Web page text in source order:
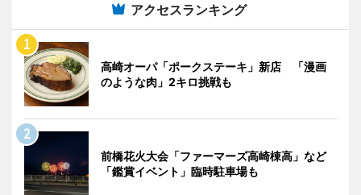
アクセスランキング
高崎オーパ「ポークステーキ」新店 「漫画
のような肉」2キロ挑戦も
前橋花火大会「ファーマーズ高崎棟高」など
「鑑賞イベント」臨時駐車場も